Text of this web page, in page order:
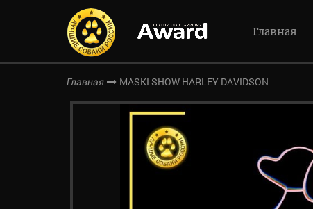
Главная
Главная MASKI SHOW HARLEY DAVIDSON